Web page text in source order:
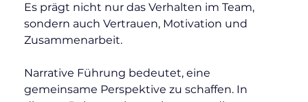
Es prägt nicht nur das Verhalten im Team,
sondern auch Vertrauen, Motivation und
Zusammenarbeit.
Narrative Führung bedeutet, eine
gemeinsame Perspektive zu schaffen. In